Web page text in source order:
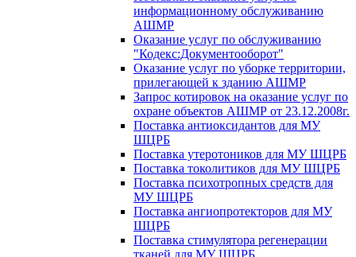
информационному обслуживанию
АШМР
Оказание услуг по обслуживанию
"Кодекс:Документооборот"
Оказание услуг по уборке территории,
прилегающей к зданию АШМР
Запрос котировок на оказание услуг по
охране объектов АШМР от 23.12.2008г.
Поставка антиоксидантов для МУ
ШЦРБ
Поставка утеротоников для МУ ШЦРБ
Поставка токолитиков для МУ ШЦРБ
Поставка психотропных средств для
МУ ШЦРБ
Поставка ангиопротекторов для МУ
ШЦРБ
Поставка стимулятора регенерации
тканей для МУ ШЦРБ